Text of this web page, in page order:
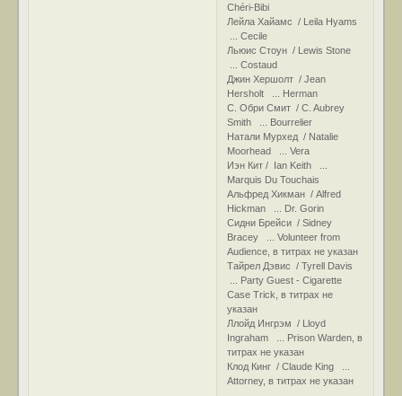
Chéri-Bibi
Лейла Хайамс / Leila Hyams
... Cecile
Льюис Стоун / Lewis Stone
... Costaud
Джин Хершолт / Jean
Hersholt ... Herman
С. Обри Смит / C. Aubrey
Smith ... Bourrelier
Натали Мурхед / Natalie
Moorhead ... Vera
Иэн Кит / Ian Keith ...
Marquis Du Touchais
Альфред Хикман / Alfred
Hickman ... Dr. Gorin
Сидни Брейси / Sidney
Bracey ... Volunteer from
Audience, в титрах не указан
Тайрел Дэвис / Tyrell Davis
... Party Guest - Cigarette
Case Trick, в титрах не
указан
Ллойд Ингрэм / Lloyd
Ingraham ... Prison Warden, в
титрах не указан
Клод Кинг / Claude King ...
Attorney, в титрах не указан